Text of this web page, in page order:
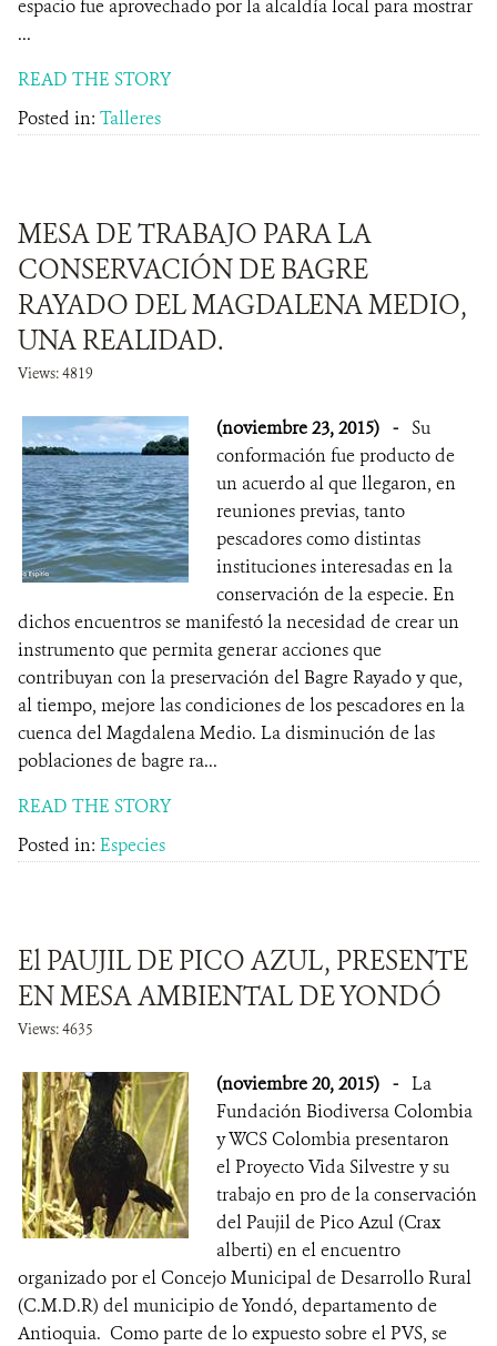
espacio fue aprovechado por la alcaldía local para mostrar
...
READ THE STORY
Posted in: Talleres
MESA DE TRABAJO PARA LA
CONSERVACIÓN DE BAGRE
RAYADO DEL MAGDALENA MEDIO,
UNA REALIDAD.
Views: 4819
(noviembre 23, 2015) - Su
conformación fue producto de
un acuerdo al que llegaron, en
reuniones previas, tanto
pescadores como distintas
instituciones interesadas en la
conservación de la especie. En
dichos encuentros se manifestó la necesidad de crear un
instrumento que permita generar acciones que
contribuyan con la preservación del Bagre Rayado y que,
al tiempo, mejore las condiciones de los pescadores en la
cuenca del Magdalena Medio. La disminución de las
poblaciones de bagre ra...
READ THE STORY
Posted in: Especies
El PAUJIL DE PICO AZUL, PRESENTE
EN MESA AMBIENTAL DE YONDÓ
Views: 4635
(noviembre 20, 2015) - La
Fundación Biodiversa Colombia
y WCS Colombia presentaron
el Proyecto Vida Silvestre y su
trabajo en pro de la conservación
del Paujil de Pico Azul (Crax
alberti) en el encuentro
organizado por el Concejo Municipal de Desarrollo Rural
(C.M.D.R) del municipio de Yondó, departamento de
Antioquia. Como parte de lo expuesto sobre el PVS, se